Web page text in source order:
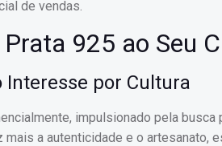
de vendas.
925 ao Seu
Interesse por Cultura
impulsionado pela busca
a autenticidade e o artesanato,